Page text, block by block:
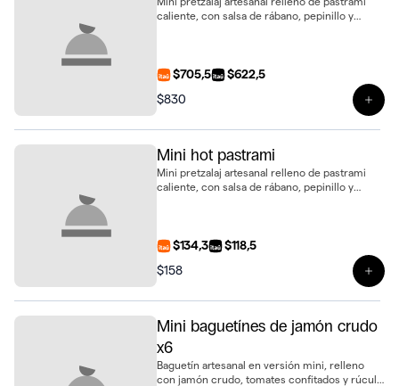
caliente, con salsa de rábano, pepinillo y
$705,5
$622,5
$830
Mini hot pastrami
Mini pretzalaj artesanal relleno de pastrami
caliente, con salsa de rábano, pepinillo y
$134,3
$118,5
$158
Mini baguetínes de jamón crudo
x6
Baguetín artesanal en versión mini, relleno
con jamón crudo, tomates confitados y rúcula